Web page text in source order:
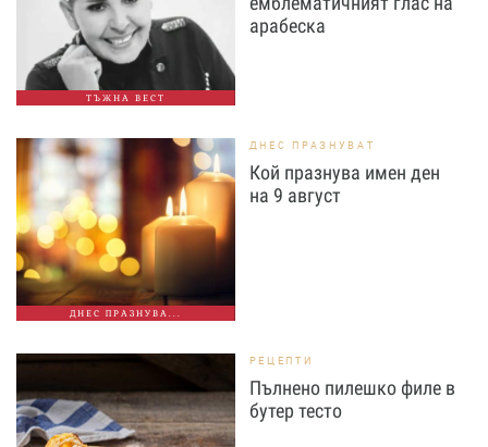
ТЪЖНА ВЕСТ
арабеска
ДНЕС ПРАЗНУВА...
ДНЕС ПРАЗНУВАТ
Кой празнува имен ден
на 9 август
РЕЦЕПТИ
Пълнено пилешко филе в
бутер тесто